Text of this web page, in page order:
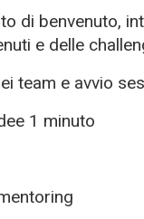
di benvenuto,
e delle
team e avvio
1 minuto